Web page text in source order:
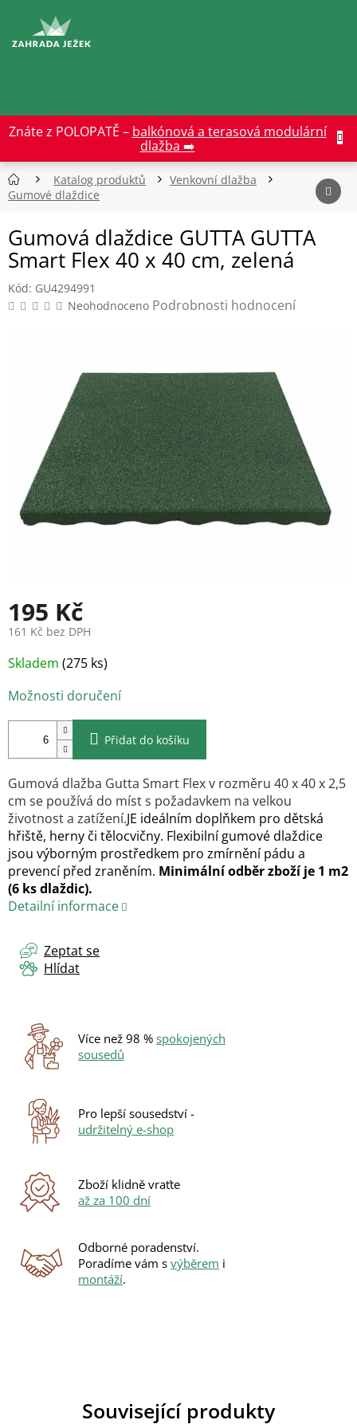
obsah
Znáte z POLOPATĚ – balkónová a terasová modulární
dlažba ➡️
Katalog produktů
Venkovní dlažba
Gumové dlaždice
Gumová dlaždice GUTTA GUTTA
Smart Flex 40 x 40 cm, zelená
Kód: GU4294991
Průměrné
hodnocení
hvězdiček.
Neohodnoceno Podrobnosti hodnocení
195 Kč
161 Kč bez DPH
Měrná
cena:
Skladem (275 ks)
Možnosti doručení
Přidat do košíku
Gumová dlažba Gutta Smart Flex v rozměru 40 x 40 x 2,5
cm se používá do míst s požadavkem na velkou
životnost a zatížení.JE ideálním doplňkem pro dětská
hřiště, herny či tělocvičny. Flexibilní gumové dlaždice
jsou výborným prostředkem pro zmírnění pádu a
prevencí před zraněním. Minimální odběr zboží je 1 m2
(6 ks dlaždic).
Detailní informace
Zeptat se
Hlídat
Více než 98 % spokojených
sousedů
Pro lepší sousedství -
udržitelný e-shop
Zboží klidně vraťte
až za 100 dní
Odborné poradenství.
Poradíme vám s výběrem i
montáží.
Související produkty